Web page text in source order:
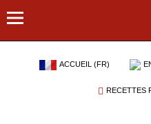
ACCUEIL (FR)
RECETTES